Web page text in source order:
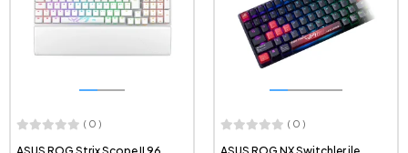
( 0 ) ( 0 )